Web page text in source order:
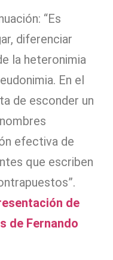
“Es
diferenciar
la heteronimia
En el
de esconder un
efectiva de
que escriben
de
de Fernando